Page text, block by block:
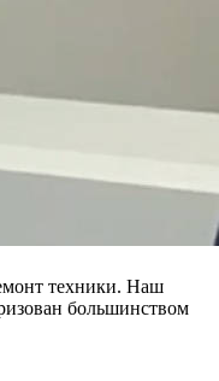
техники. Наш
большинством